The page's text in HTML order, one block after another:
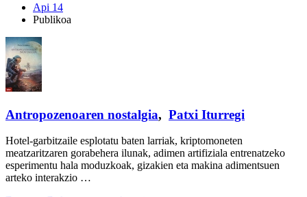
Api 14
Publikoa
Antropozenoaren nostalgia, Patxi Iturregi
Hotel-garbitzaile esplotatu baten larriak, kriptomoneten
meatzaritzaren gorabehera ilunak, adimen artifiziala entrenatzeko
esperimentu hala moduzkoak, gizakien eta makina adimentsuen
arteko interakzio …